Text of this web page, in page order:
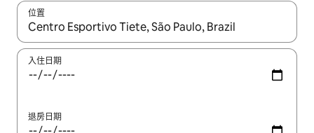
位置
如有搜尋結果，瀏覽內容時請使用上下箭頭，或輕點、滑動裝置。
入住日期
退房日期